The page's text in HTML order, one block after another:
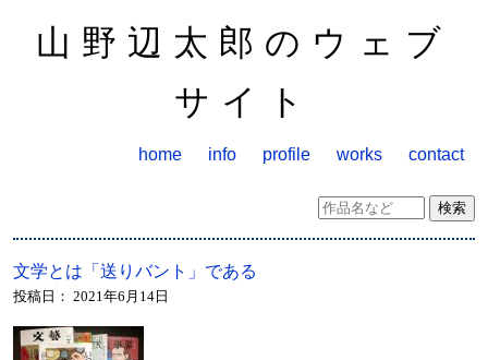
山野辺太郎のウェブ
サイト
home info profile works contact
文学とは「送りバント」である
投稿日： 2021年6月14日